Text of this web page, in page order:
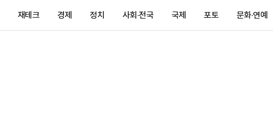
재테크 경제 정치 사회·전국 국제 포토 문화·연예